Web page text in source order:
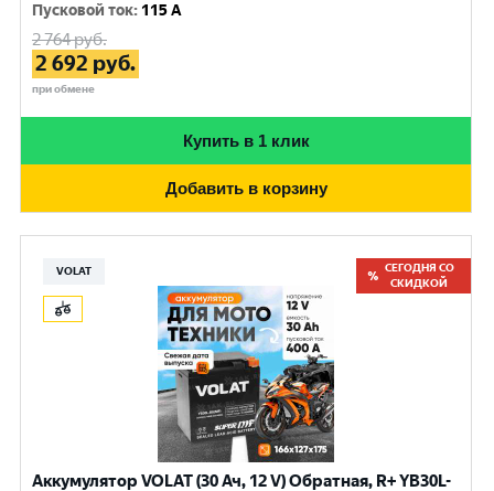
Пусковой ток: 115 A
2 764руб.
2 692 руб.
при обмене
Купить в 1 клик
Добавить в корзину
VOLAT
СЕГОДНЯ СО
СКИДКОЙ
Аккумулятор VOLAT (30 Ач, 12 V) Обратная, R+ YB30L-